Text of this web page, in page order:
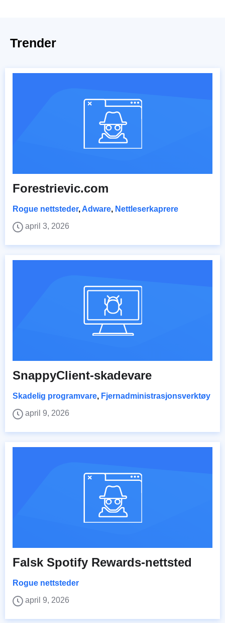
Trender
Forestrievic.com
Rogue nettsteder, Adware, Nettleserkaprere
april 3, 2026
SnappyClient-skadevare
Skadelig programvare, Fjernadministrasjonsverktøy
april 9, 2026
Falsk Spotify Rewards-nettsted
Rogue nettsteder
april 9, 2026